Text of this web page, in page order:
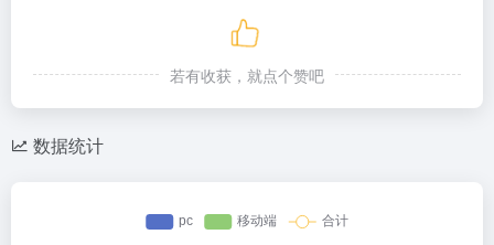
若有收获，就点个赞吧
数据统计